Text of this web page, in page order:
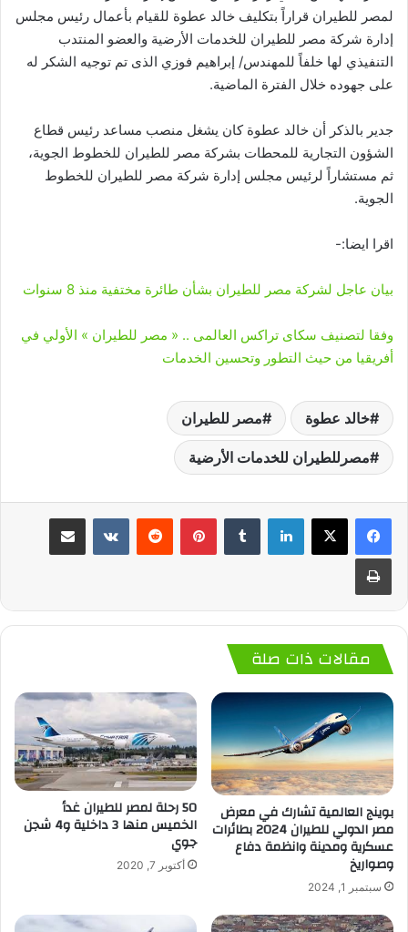
لمصر للطيران قراراً بتكليف خالد عطوة للقيام بأعمال رئيس مجلس
إدارة شركة مصر للطيران للخدمات الأرضية والعضو المنتدب
التنفيذي لها خلفاً للمهندس/ إبراهيم فوزي الذى تم توجيه الشكر له
على جهوده خلال الفترة الماضية.
جدير بالذكر أن خالد عطوة كان يشغل منصب مساعد رئيس قطاع
الشؤون التجارية للمحطات بشركة مصر للطيران للخطوط الجوية،
ثم مستشاراً لرئيس مجلس إدارة شركة مصر للطيران للخطوط
الجوية.
اقرا ايضا:-
بيان عاجل لشركة مصر للطيران بشأن طائرة مختفية منذ 8 سنوات
وفقا لتصنيف سكاى تراكس العالمى .. « مصر للطيران » الأولي في
أفريقيا من حيث التطور وتحسين الخدمات
خالد عطوة مصر للطيران
مصرللطيران للخدمات الأرضية
لينكدإن بينتيريست
مقالات ذات صلة
بوينج العالمية تشارك في معرض
مصر الدولي للطيران 2024 بطائرات
عسكرية ومدينة وانظمة دفاع
وصواريخ
سبتمبر 1, 2024
50 رحلة لمصر للطيران غدأ
الخميس منها 3 داخلية و4 شجن
جوي
أكتوبر 7, 2020